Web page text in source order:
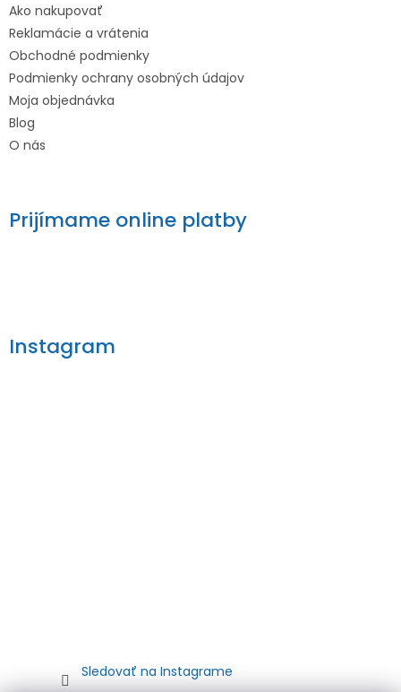
Ako nakupovať
Reklamácie a vrátenia
Obchodné podmienky
Podmienky ochrany osobných údajov
Moja objednávka
Blog
O nás
Prijímame online platby
Instagram
Sledovať na Instagrame